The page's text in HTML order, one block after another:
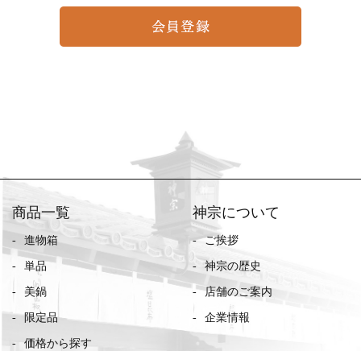
商品一覧
進物箱
単品
美鍋
限定品
価格から探す
神宗について
ご挨拶
神宗の歴史
店舗のご案内
企業情報